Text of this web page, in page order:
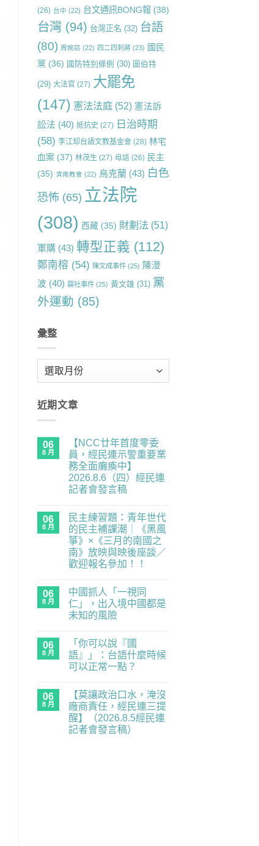
(26) 台中 (22) 台文通訊BONG報(38)
台灣(94) 台灣正名 (32) 台語
(80) 周婉窈 (22) 四二四刺蔣(23) 國民
黨 (36) 國防特別條例 (30) 圖伯特
(29) 大法官(27) 大罷免
(147) 憲法法庭(52) 憲法訴
訟法 (40) 抵抗史 (27) 日治時期
(58) 李江却台語文教基金會(28) 林宅
血案(37) 林茂生 (27) 母語(26) 民主
(35) 濟南教會 (22) 烏克蘭(43) 白色
恐怖 (65) 立法院
(308) 西藏(35) 財劃法(51)
軍購(43) 轉型正義 (112)
鄭南榕 (54) 陳文成事件(25) 陳澄
波 (40) 霧社事件(25) 黃文雄(31) 黨
外運動 (85)
彙整
近期文章
06
8 月
【NCC廿年首度零委
員，經民連示警重要業
務全面癱瘓中】
2026.8.6（四）經民連
記者會發言稿
廿
年
首
度
零
委
員，
連
示
警
重
要
面
癱
瘓
民
連
記
者
會
留
言
06
8 月
民主練習題：青年世代
的民主補課潮｜《黑風
箏》×《三月的南國之
南》放映與映後座談／
歡迎報名參加！！
主
練
習
題：
的
民
主
｜
《黑
風
箏》
×《三
留
言
06
8 月
中國抓人「一視同
仁」，出入境中國都是
未知的風險
抓
人
「一
仁」，
入
境
中
國
言
06
8 月
「你可以說『國
語』」：台語什麼時候
可以正常一點？
以
說
『國
語』」：
台
言
06
8 月
【莫讓政治口水，淹沒
廠商責任，經民連三提
醒】（2026.8.5經民連
記者會發言稿）